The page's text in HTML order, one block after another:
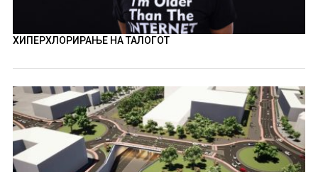
ХИПЕРХЛОРИРАЊЕ НА ТАЛОГОТ